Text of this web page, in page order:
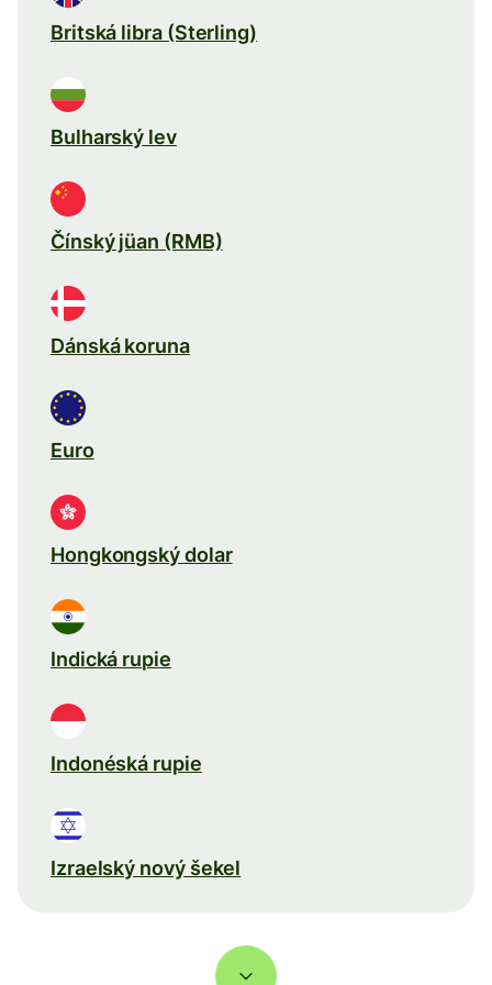
Britská libra (Sterling)
Bulharský lev
Čínský jüan (RMB)
Dánská koruna
Euro
Hongkongský dolar
Indická rupie
Indonéská rupie
Izraelský nový šekel